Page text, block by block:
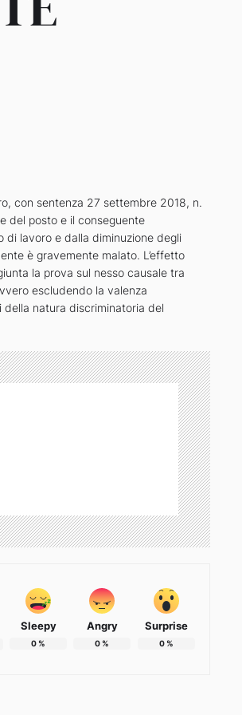
con sentenza 27 settembre 2018, n.
del posto e il conseguente
di lavoro e dalla diminuzione degli
è gravemente malato. L’effetto
la prova sul nesso causale tra
escludendo la valenza
natura discriminatoria del
Sleepy
0%
Angry
0%
Surprise
0%